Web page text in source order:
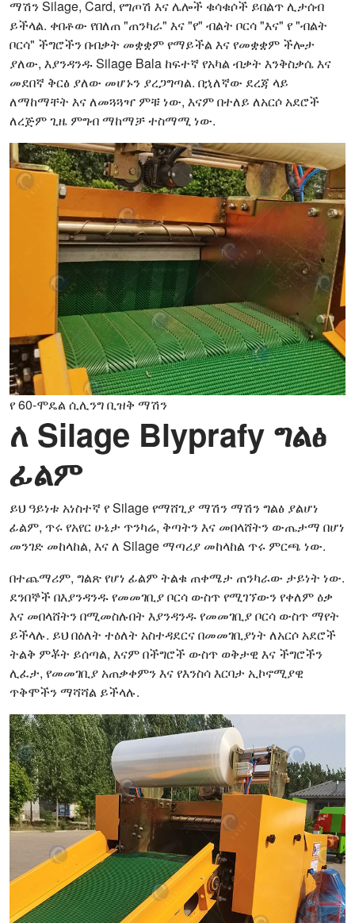
ማሽን Silage, Card, የግጦሽ እና ሌሎች ቁሳቁሶች ይበልጥ ሊታሰብ
ይችላል. ቀበቶው የበለጠ "ጠንካራ" እና "የ" ብልት ቦርሳ "እና" የ "ብልት
ቦርሳ" ችግሮችን በብቃት መቋቋም የማይችል እና የመቋቋም ችሎታ
ያለው, እያንዳንዱ Silage Bala ከፍተኛ የአካል ብቃት እንቅስቃሴ እና
መደበኛ ቅርፅ ያለው መሆኑን ያረጋግጣል. በኋለኛው ደረጃ ላይ
ለማከማቸት እና ለመጓጓዣ ምቹ ነው, እናም በተለይ ለአርሶ አደሮች
ለረጅም ጊዜ ምግብ ማከማቻ ተስማሚ ነው.
የ 60-ሞዴል ሲሊንግ ቢዝቅ ማሽን
ለ Silage Blyprafy ግልፅ
ፊልም
ይህ ዓይነቱ አነስተኛ የ Silage የማሸጊያ ማሽን ማሽን ግልፅ ያልሆነ
ፊልም, ጥሩ የአየር ሁኔታ ጥንካሬ, ቅጣትን እና መበላሸትን ውጤታማ በሆነ
መንገድ መከላከል, እና ለ Silage ማጣሪያ መከላከል ጥሩ ምርጫ ነው.
በተጨማሪም, ግልጽ የሆነ ፊልም ትልቁ ጠቀሜታ ጠንካራው ታይነት ነው.
ደንበኞች በእያንዳንዱ የመመገቢያ ቦርሳ ውስጥ የሚገኘውን የቀለም ዕቃ
እና መበላሸትን በሚመስሉበት እያንዳንዱ የመመገቢያ ቦርሳ ውስጥ ማየት
ይችላሉ. ይህ በዕለት ተዕለት አስተዳደርና በመመገቢያነት ለአርሶ አደሮች
ትልቅ ምቾት ይሰጣል, እናም በችግሮች ውስጥ ወቅታዊ እና ችግሮችን
ሊፈታ, የመመገቢያ አጠቃቀምን እና የእንስሳ እርባታ ኢኮኖሚያዊ
ጥቅሞችን ማሻሻል ይችላሉ.